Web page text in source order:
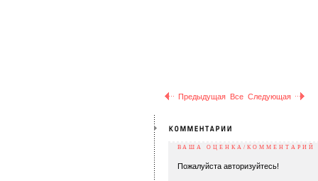
Предыдущая Все Следующая
ВАША ОЦЕНКА/КОММЕНТАРИЙ
Пожалуйста авторизуйтесь!